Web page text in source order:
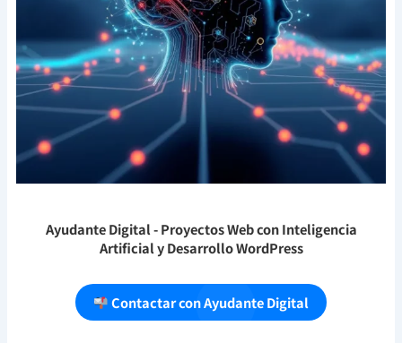
Ayudante Digital- Proyectos Web con Inteligencia
Artificial y Desarrollo WordPress
Contactar con Ayudante Digital